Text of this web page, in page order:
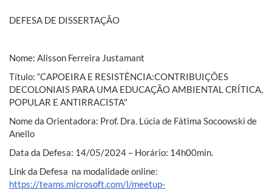
DEFESA DE DISSERTAÇÃO
Nome: Alisson Ferreira Justamant
Título: “CAPOEIRA E RESISTÊNCIA:CONTRIBUIÇÕES
DECOLONIAIS PARA UMA EDUCAÇÃO AMBIENTAL CRÍTICA,
POPULAR E ANTIRRACISTA"
Nome da Orientadora: Prof. Dra. Lúcia de Fátima Socoowski de
Anello
Data da Defesa: 14/05/2024 – Horário: 14h00min.
Link da Defesa na modalidade online:
https://teams.microsoft.com/l/meetup-